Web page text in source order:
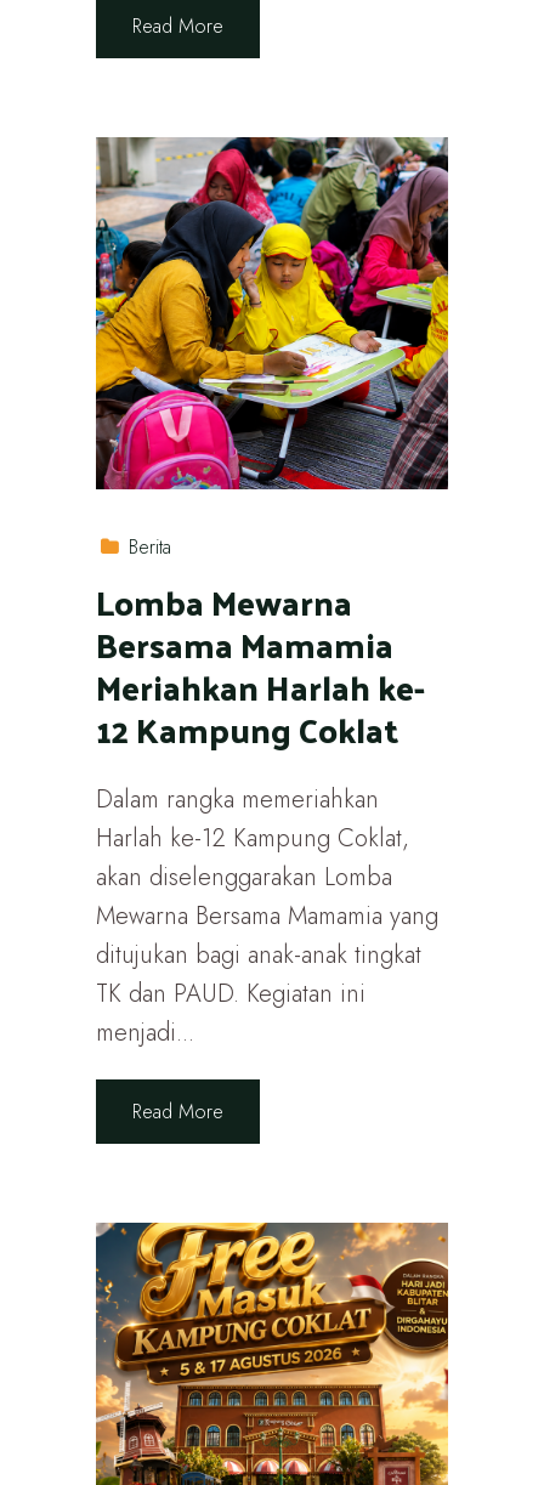
Read More
Berita
Lomba Mewarna
Bersama Mamamia
Meriahkan Harlah ke-
12 Kampung Coklat
Dalam rangka memeriahkan
Harlah ke-12 Kampung Coklat,
akan diselenggarakan Lomba
Mewarna Bersama Mamamia yang
ditujukan bagi anak-anak tingkat
TK dan PAUD. Kegiatan ini
menjadi...
Read More